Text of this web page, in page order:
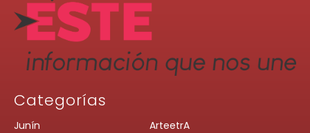
Categorías
Junín
ArteetrA